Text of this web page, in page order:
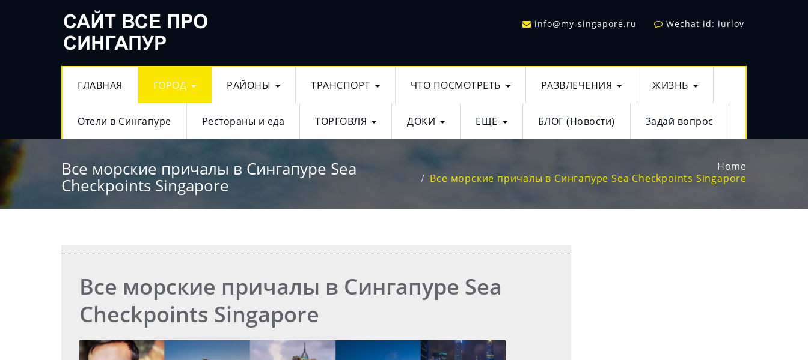
info@my-singapore.ru Wechat id: iurlov
ГЛАВНАЯ ГОРОД РАЙОНЫ ТРАНСПОРТ ЧТО ПОСМОТРЕТЬ РАЗВЛЕЧЕНИЯ ЖИЗНЬ
Отели в Сингапуре Рестораны и еда ТОРГОВЛЯ ДОКИ ЕЩЕ БЛОГ (Новости) Задай вопрос
Все морские причалы в Сингапуре Sea
Checkpoints Singapore
Home
Все морские причалы в Сингапуре Sea Checkpoints Singapore
Все морские причалы в Сингапуре Sea
Checkpoints Singapore